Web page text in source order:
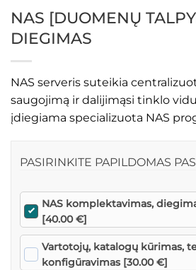
NAS [DUOMENŲ
DIEGIMAS
NAS serveris suteikia
saugojimą ir dalijimąsi tinklo
įdiegiama specializuota NAS
PASIRINKITE PAPILDOMAS
NAS komplektavimas,
[40.00 €]
Vartotojų, katalogų kūrimas,
konfigūravimas [30.00 €]